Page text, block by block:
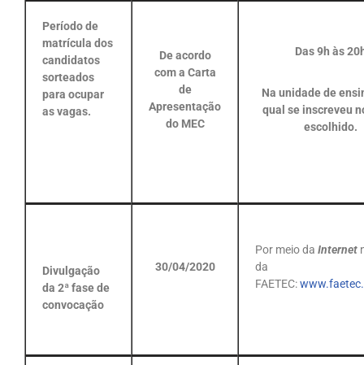
Período de
matrícula dos
candidatos
sorteados
para ocupar
as vagas.
De acordo
com a Carta
de
Apresentação
do MEC
Das 9h às
Na unidade de
qual se inscreveu
escolhido.
Divulgação
da 2ª fase de
convocação
30/04/2020
Por meio da Internet
da
FAETEC: